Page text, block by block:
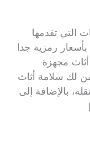
الخدمات التي تقدمها
رمزية جدا
أثاث مجهزة
لك سلامة أثاث
بالإضافة إلى